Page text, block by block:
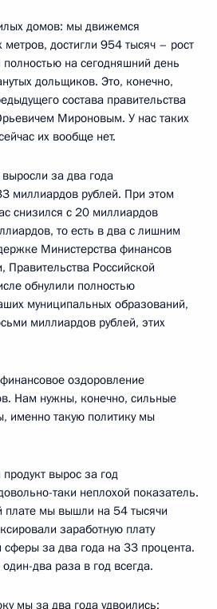
домов: мы движемся
достигли 954 тысяч – рост
на сегодняшний день
дольщиков. Это, конечно,
состава правительства
Мироновым. У нас таких
их вообще нет.
за два года
миллиардов рублей. При этом
снизился с 20 миллиардов
то есть в два с лишним
Министерства финансов
Правительства Российской
обнулили полностью
муниципальных образований,
миллиардов рублей, этих
оздоровление
Нам нужны, конечно, сильные
именно такую политику мы
вырос за год
таки неплохой показатель.
плате мы вышли на 54 тысячи
заработную плату
за два года на 33 процента.
два раза в год всегда.
мы за два года удвоились: